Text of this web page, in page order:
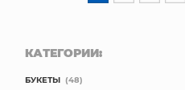
КАТЕГОРИИ:
БУКЕТЫ (48)